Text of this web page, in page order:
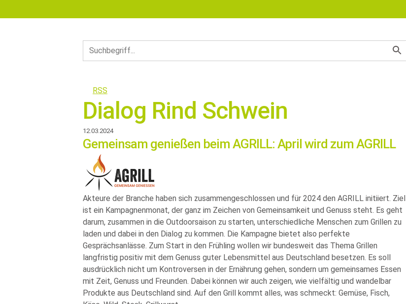
RSS
Dialog Rind Schwein
12.03.2024
Gemeinsam genießen beim AGRILL: April wird zum AGRILL
Akteure der Branche haben sich zusammengeschlossen und für 2024 den AGRILL initiiert. Ziel
ist ein Kampagnenmonat, der ganz im Zeichen von Gemeinsamkeit und Genuss steht. Es geht
darum, zusammen in die Outdoorsaison zu starten, unterschiedliche Menschen zum Grillen zu
laden und dabei in den Dialog zu kommen. Die Kampagne bietet also perfekte
Gesprächsanlässe. Zum Start in den Frühling wollen wir bundesweit das Thema Grillen
langfristig positiv mit dem Genuss guter Lebensmittel aus Deutschland besetzen. Es soll
ausdrücklich nicht um Kontroversen in der Ernährung gehen, sondern um gemeinsames Essen
mit Zeit, Genuss und Freunden. Dabei können wir auch zeigen, wie vielfältig und wandelbar
Produkte aus Deutschland sind. Auf den Grill kommt alles, was schmeckt: Gemüse, Fisch,